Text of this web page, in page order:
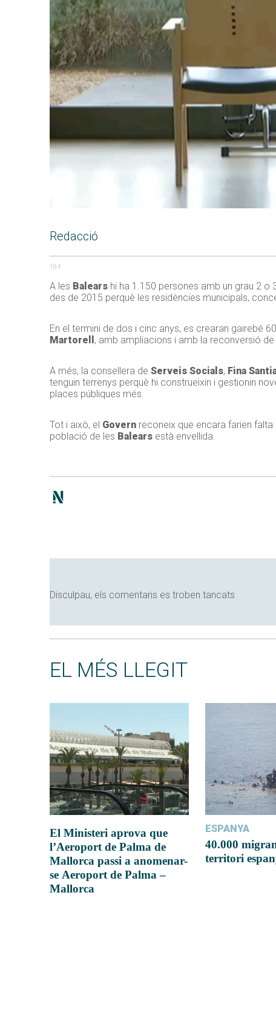
Redacció
184
A les Balears hi ha 1.150 persones amb un grau 2 o
des de 2015 perquè les residències municipals,
En el termini de dos i cinc anys, es crearan gairebé
Martorell , amb ampliacions i amb la reconversió de
A més, la consellera de Serveis Socials, Fina
tenguin terrenys perquè hi construeixin i gestionin
places públiques més.
Tot i això, el Govern reconeix que encara farien
població de les Balears està envellida.
Disculpau, els comentaris es troben tancats
EL MÉS LLEGIT
El Ministeri aprova que
l’Aeroport de Palma de
Mallorca passi a anomenar-
se Aeroport de Palma –
Mallorca
ESPANYA
40.000
territori